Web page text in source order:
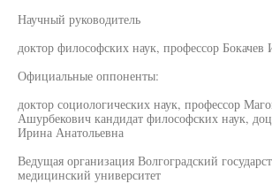
Научный руководитель
доктор философских наук, профессор Бокачев
Официальные оппоненты:
доктор социологических наук, профессор
Ашурбекович кандидат философских наук,
Ирина Анатольевна
Ведущая организация Волгоградский
медицинский университет